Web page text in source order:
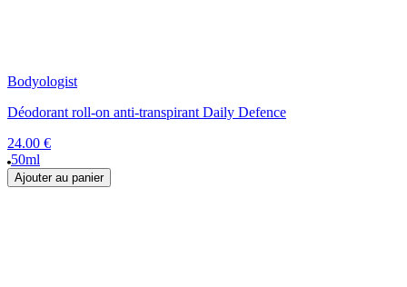
Bodyologist
Déodorant roll-on anti-transpirant Daily Defence
24.00 €
50ml
Ajouter au panier